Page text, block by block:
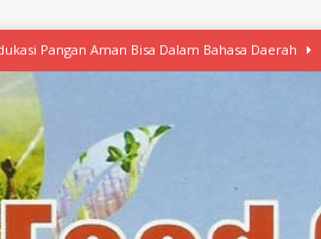
Pangan Aman Bisa Dalam Bahasa Daerah
Mulai Ekspansi, IKEA dan MSC Dukung
Free Versi Healthy Choice, Tepung Talas Kimpul